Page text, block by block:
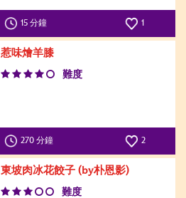
15 分鐘 1
惹味燴羊膝
難度
270 分鐘 2
東坡肉冰花餃子 (by朴恩影)
難度